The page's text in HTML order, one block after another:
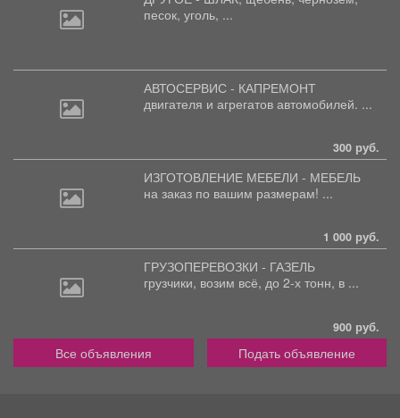
песок, уголь, ...
АВТОСЕРВИС - КАПРЕМОНТ
двигателя и агрегатов автомобилей. ...
300 руб.
ИЗГОТОВЛЕНИЕ МЕБЕЛИ - МЕБЕЛЬ
на заказ по вашим размерам! ...
1 000 руб.
ГРУЗОПЕРЕВОЗКИ - ГАЗЕЛЬ
грузчики, возим всё, до 2-х тонн, в ...
900 руб.
Все объявления Подать объявление